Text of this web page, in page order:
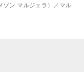
ゾン マルジェラ）／マル